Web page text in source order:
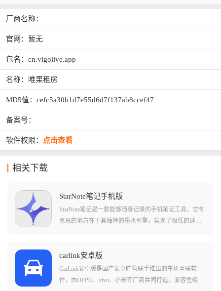
厂商名称：
官网：暂无
包名：cn.vigolive.app
名称：唯果租房
MD5值：cefc5a30b1d7e55d6d7f137ab8ccef47
备案号：
软件权限： 点击查看
相关下载
StarNote笔记手机版
StarNote笔记是一款能够随身记录的手机笔记工具，它有
意思的地方在于其独特的墨水引擎，实现了极低的延迟
化功能，即便在屏幕上随意涂写，也能呈现出整洁、美
观的艺术效果。
carlink安卓版
CarLink安卓版是国产安卓阵营联手推出的车机互联软
件，由OPPO、vivo、小米等厂商共同打造，兼容性极